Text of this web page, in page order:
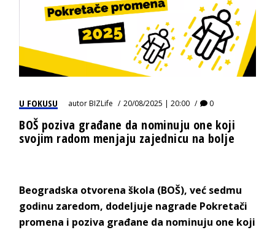
U FOKUSU autorBIZLife 20/08/2025 | 20:00 0
BOŠ poziva građane da nominuju one koji
svojim radom menjaju zajednicu na bolje
Beogradska otvorena škola (BOŠ), već sedmu
godinu zaredom, dodeljuje nagrade Pokretači
promena i poziva građane da nominuju one koji